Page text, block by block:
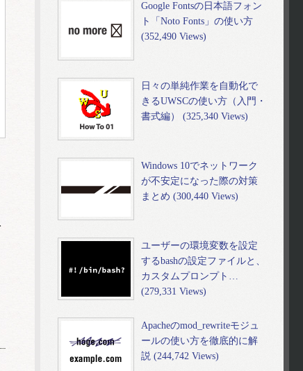
Google Fontsの日本語フォン
ト「Noto Fonts」の使い方
(352,490 Views)
日々の単純作業を自動化で
きるUWSCの使い方（入門・
書式編） (325,340 Views)
Windows 10でネットワーク
が不安定になった際の対策
まとめ (300,440 Views)
ユーザーの環境変数を設定
するbashの設定ファイルと、
カスタムプロンプト…
(279,331 Views)
Apacheのmod_rewriteモジュ
ールの使い方を徹底的に解
説 (244,742 Views)